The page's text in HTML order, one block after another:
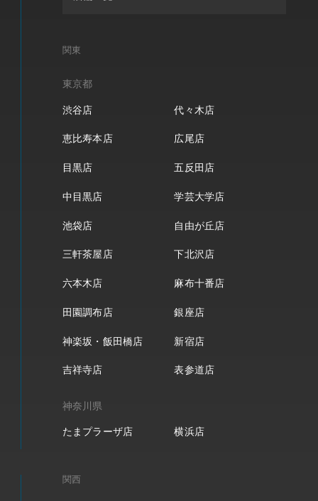
関東
東京都
渋谷店 代々木店
恵比寿本店 広尾店
目黒店 五反田店
中目黒店 学芸大学店
池袋店 自由が丘店
三軒茶屋店 下北沢店
六本木店 麻布十番店
田園調布店 銀座店
神楽坂・飯田橋店 新宿店
吉祥寺店 表参道店
神奈川県
たまプラーザ店 横浜店
関西